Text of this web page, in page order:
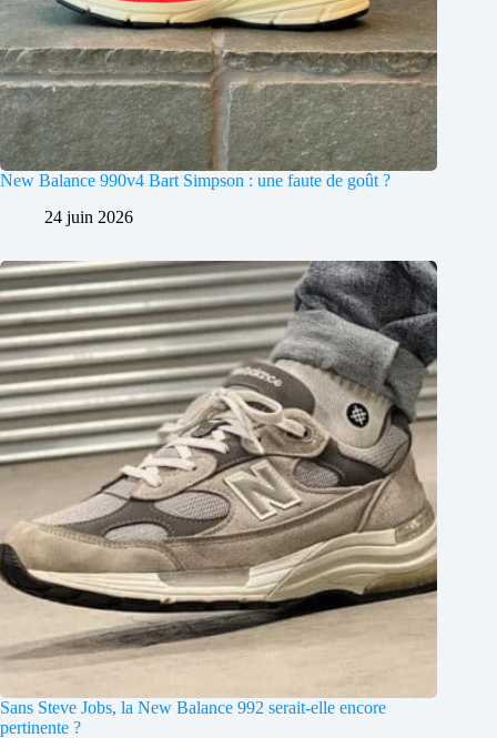
New Balance 990v4 Bart Simpson : une faute de goût ?
24 juin 2026
Sans Steve Jobs, la New Balance 992 serait-elle encore
pertinente ?